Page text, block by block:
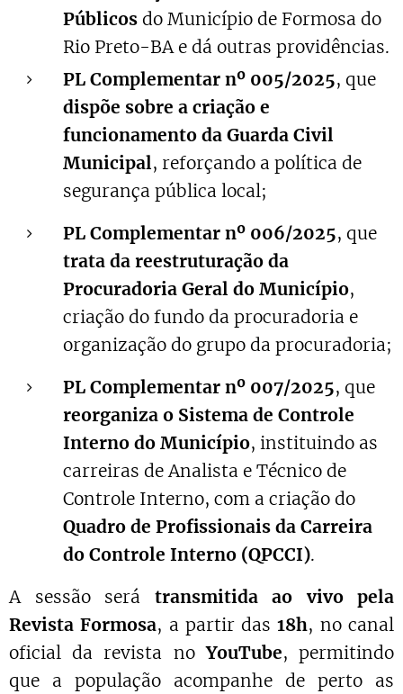
Públicos do Município de Formosa do
Rio Preto-BA e dá outras providências.
PL Complementar nº 005/2025, que
dispõe sobre a criação e
funcionamento da Guarda Civil
Municipal, reforçando a política de
segurança pública local;
PL Complementar nº 006/2025, que
trata da reestruturação da
Procuradoria Geral do Município,
criação do fundo da procuradoria e
organização do grupo da procuradoria;
PL Complementar nº 007/2025, que
reorganiza o Sistema de Controle
Interno do Município, instituindo as
carreiras de Analista e Técnico de
Controle Interno, com a criação do
Quadro de Profissionais da Carreira
do Controle Interno (QPCCI).
A sessão será transmitida ao vivo pela
Revista Formosa, a partir das18h, no canal
oficial da revista noYouTube, permitindo
que a população acompanhe de perto as